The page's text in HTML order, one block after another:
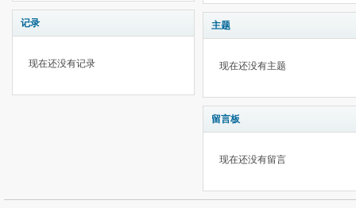
记录
现在还没有记录
主题
现在还没有主题
留言板
现在还没有留言